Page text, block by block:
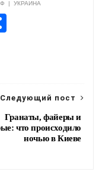
| УКРАИНА
S
Следующий пост
Гранаты, файеры и
что происходило
ночью в Киеве